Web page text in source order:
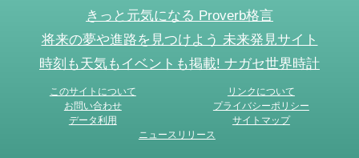
きっと元気になる Proverb格言
将来の夢や進路を見つけよう 未来発見サイト
時刻も天気もイベントも掲載! ナガセ世界時計
このサイトについて
リンクについて
お問い合わせ
プライバシーポリシー
データ利用
サイトマップ
ニュースリリース